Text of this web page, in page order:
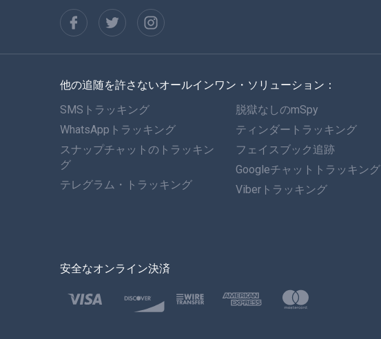
他の追随を許さないオールインワン・ソリューション：
SMSトラッキング
WhatsAppトラッキング
スナップチャットのトラッキン
グ
テレグラム・トラッキング
脱獄なしのmSpy
ティンダートラッキング
フェイスブック追跡
Googleチャットトラッキング
Viberトラッキング
安全なオンライン決済